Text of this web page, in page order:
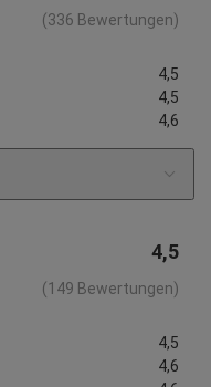
(336 Bewertungen)
4,5
4,5
4,6
4,5
(149 Bewertungen)
4,5
4,6